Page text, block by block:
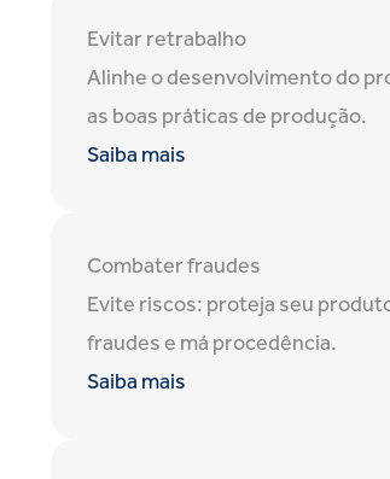
Evitar retrabalho
Alinhe o desenvolvimento do
as boas práticas de produção.
Saiba mais
Combater fraudes
Evite riscos: proteja seu
fraudes e má procedência.
Saiba mais